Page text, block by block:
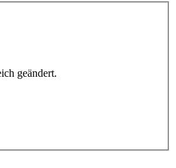
geändert.